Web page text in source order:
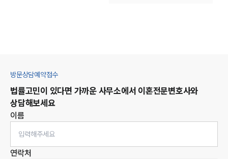
방문상담예약접수
법률고민이 있다면 가까운 사무소에서 이혼전문변호사와
상담해보세요
이름
연락처